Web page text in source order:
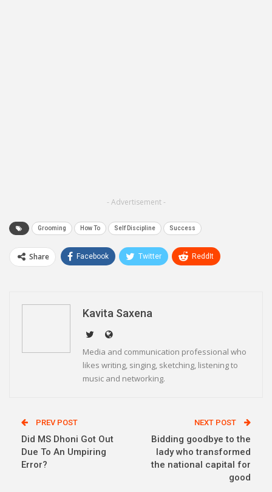
- Advertisement -
Grooming How To Self Discipline Success
Share Facebook Twitter ReddIt
Kavita Saxena
Media and communication professional who
likes writing, singing, sketching, listening to
music and networking.
PREV POST
Did MS Dhoni Got Out
Due To An Umpiring
Error?
NEXT POST
Bidding goodbye to the
lady who transformed
the national capital for
good